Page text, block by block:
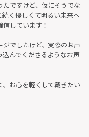
ですけど、仮にそうでな
く優しくて明るい未来へ
しています！
でしたけど、実際のお声
んでくださるようなお声
お心を軽くして戴きたい